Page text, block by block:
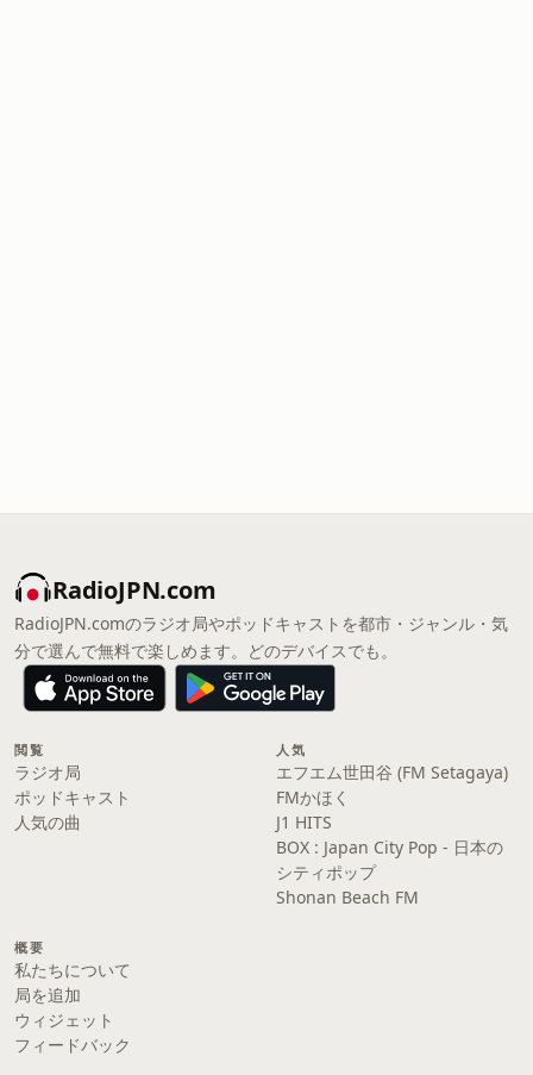
RadioJPN.com
RadioJPN.comのラジオ局やポッドキャストを都市・ジャンル・気
分で選んで無料で楽しめます。どのデバイスでも。
閲覧
ラジオ局
ポッドキャスト
人気の曲
人気
エフエム世田谷 (FM Setagaya)
FMかほく
J1 HITS
BOX : Japan City Pop - 日本の
シティポップ
Shonan Beach FM
概要
私たちについて
局を追加
ウィジェット
フィードバック